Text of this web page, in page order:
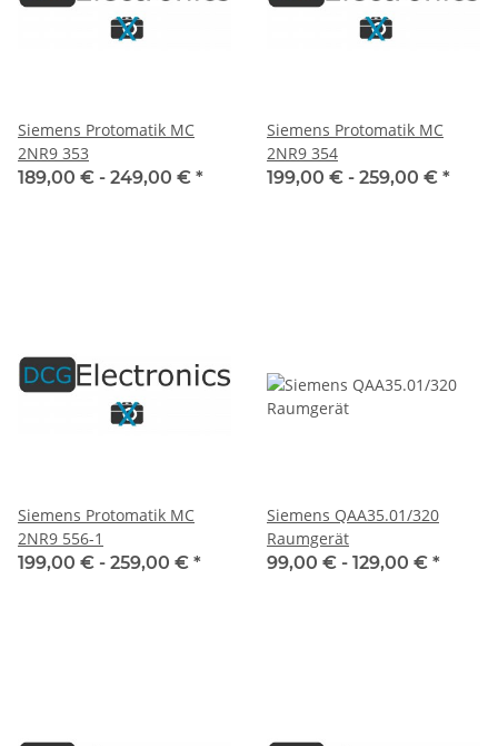
Siemens Protomatik MC
2NR9 353
189,00 € - 249,00 € *
Siemens Protomatik MC
2NR9 354
199,00 € - 259,00 € *
Siemens Protomatik MC
2NR9 556-1
199,00 € - 259,00 € *
Siemens QAA35.01/320
Raumgerät
99,00 € - 129,00 € *